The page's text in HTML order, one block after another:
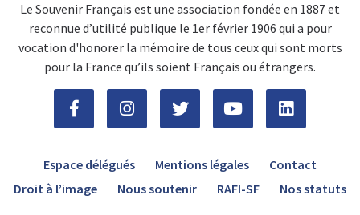
Le Souvenir Français est une association fondée en 1887 et
reconnue d’utilité publique le 1er février 1906 qui a pour
vocation d'honorer la mémoire de tous ceux qui sont morts
pour la France qu’ils soient Français ou étrangers.
Espace délégués Mentions légales
Contact
Droit à l’image
Nous soutenir RAFI-SF Nos statuts